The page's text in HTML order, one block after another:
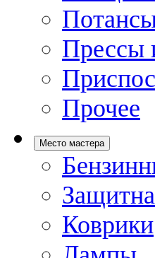
Прессы
Прочее
Место мастера
Коврики